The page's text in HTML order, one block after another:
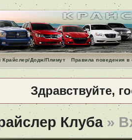
Крайслер/Додж/Плимут Правила поведения
Здравствуйте,
Клуба»